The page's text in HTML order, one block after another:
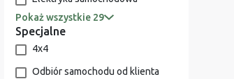
Pokaż wszystkie 29
Specjalne
4x4
Odbiór samochodu od klienta